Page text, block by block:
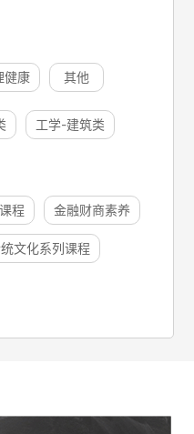
健康 其他
工学-建筑类
程 金融财商素养
文化系列课程